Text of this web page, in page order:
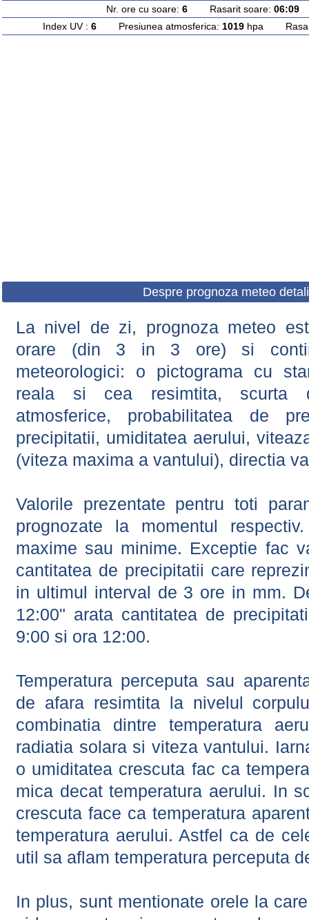
Nr. ore cu soare: 6Rasarit soare: 06:09
Index UV : 6Presiunea atmosferica: 1019hpa
Despre prognoza meteo
La nivel de zi, prognoza meteo
orare (din 3 in 3 ore) si
meteorologici: o pictograma cu
reala si cea resimtita, scurta
atmosferice, probabilitatea de
precipitatii, umiditatea aerului,
(viteza maxima a vantului), directia
Valorile prezentate pentru toti
prognozate la momentul
maxime sau minime. Exceptie fac
cantitatea de precipitatii care
in ultimul interval de 3 ore in mm.
12:00" arata cantitatea de
9:00 si ora 12:00.
Temperatura perceputa sau
de afara resimtita la nivelul
combinatia dintre temperatura
radiatia solara si viteza vantului.
o umiditatea crescuta fac ca
mica decat temperatura aerului. In
crescuta face ca temperatura
temperatura aerului. Astfel ca de
util sa aflam temperatura perceputa
In plus, sunt mentionate orele la